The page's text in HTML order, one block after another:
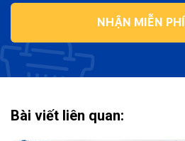
NHẬN MIỄN
Bài viết liên quan: